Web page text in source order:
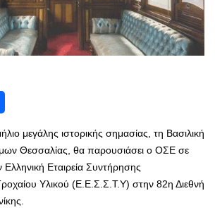
μεγάλης ιστορικής σημασίας, τη Βασιλική
Θεσσαλίας, θα παρουσιάσει ο ΟΣΕ σε
Ελληνική Εταιρεία Συντήρησης
Υλικού (Ε.Ε.Σ.Σ.Τ.Υ) στην 82η Διεθνή